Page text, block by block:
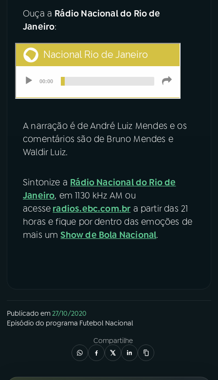
Ouça a Rádio Nacional do Rio de
Janeiro:
A narração é de André Luiz Mendes e os
comentários são de Bruno Mendes e
Waldir Luiz.
Sintonize a Rádio Nacional do Rio de
Janeiro, em 1130 kHz AM ou
acesse radios.ebc.com.br a partir das 21
horas e fique por dentro das emoções de
mais umShow de Bola Nacional.
Publicado em27/10/2020
Episódio do programa Futebol Nacional
Compartilhe